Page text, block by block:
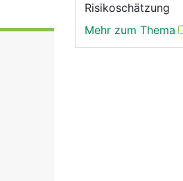
Risikoschätzung
Mehr zum Thema